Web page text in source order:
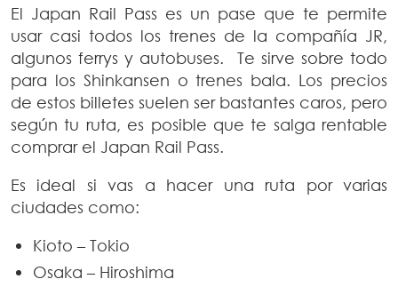
El Japan Rail Pass es un pase que te permite
usar casi todos los trenes de la compañía JR,
algunos ferrys y autobuses. Te sirve sobre todo
para los Shinkansen o trenes bala. Los precios
de estos billetes suelen ser bastantes caros, pero
según tu ruta, es posible que te salga rentable
comprar el Japan Rail Pass.
Es ideal si vas a hacer una ruta por varias
ciudades como:
Kioto – Tokio
Osaka – Hiroshima